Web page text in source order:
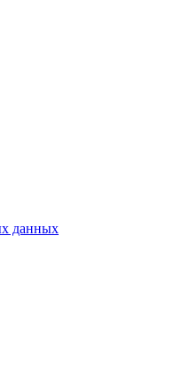
данных